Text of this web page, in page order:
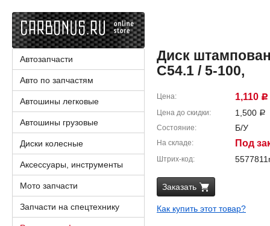
Диск
C54.1 / 5-100,
Цена 1,110 Р
Цена до скидки 1,500 Р
Состояние Б/У
На складе Под
Штрих-код
Заказать
Как купить этот товар?
Автозапчасти
Авто по запчастям
Автошины легковые
Автошины грузовые
Диски колесные
Аксессуары, инструменты
Мото запчасти
Запчасти на спецтехнику